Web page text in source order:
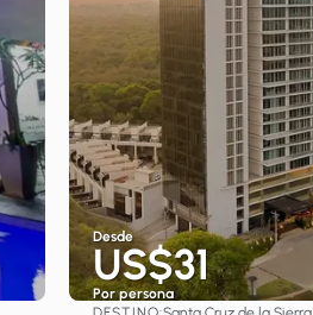
Desde
US$31
Por persona